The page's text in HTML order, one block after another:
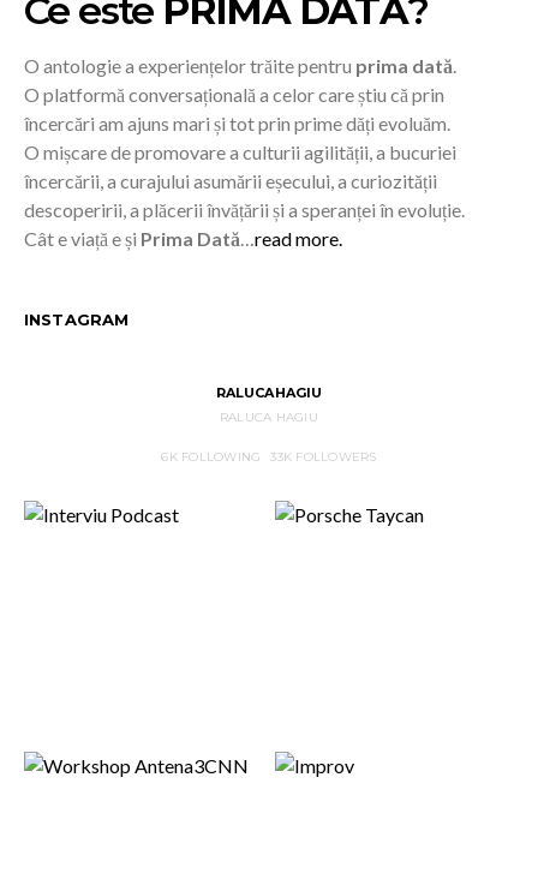
Ce este PRIMA DATĂ?
O antologie a experiențelor trăite pentru prima dată.
O platformă conversațională a celor care știu că prin
încercări am ajuns mari și tot prin prime dăți evoluăm.
O mișcare de promovare a culturii agilității, a bucuriei
încercării, a curajului asumării eșecului, a curiozității
descoperirii, a plăcerii învățării și a speranței în evoluție.
Cât e viață e și Prima Dată…read more.
INSTAGRAM
RALUCAHAGIU
RALUCA HAGIU
6KFOLLOWING 33K FOLLOWERS